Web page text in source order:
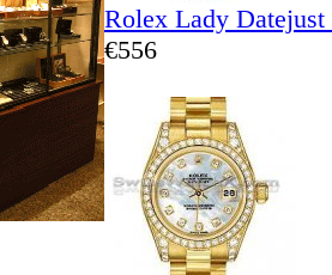
Rolex Lady Datejust
€556